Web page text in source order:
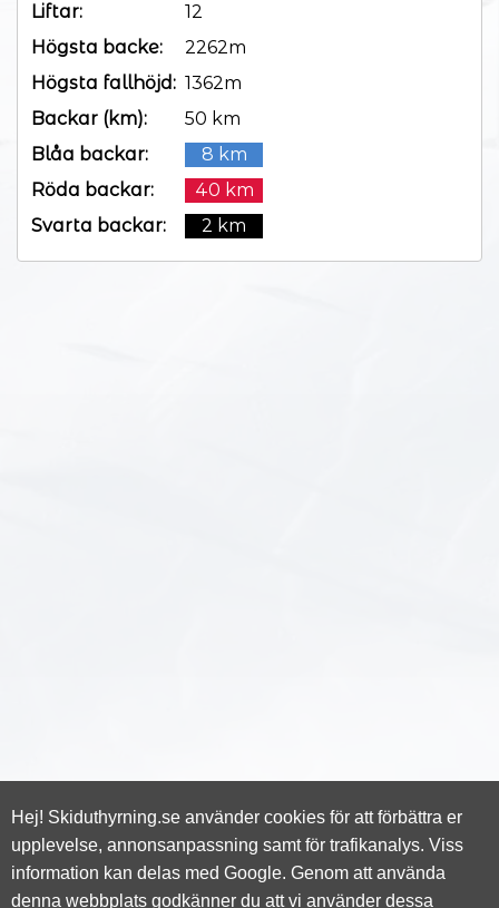
Liftar:
12
Högsta backe:
2262m
Högsta fallhöjd: 1362m
Backar (km):
50 km
Blåa backar:
8 km
Röda backar:
40 km
Svarta backar:
2 km
Kontakt: skriv till osshär.
Hej! Skiduthyrning.se använder cookies för att förbättra er
upplevelse, annonsanpassning samt för trafikanalys. Viss
information kan delas med Google. Genom att använda
denna webbplats godkänner du att vi använder dessa